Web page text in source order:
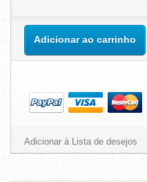
Adicionar ao carrinho
Adicionar à Lista de desejos